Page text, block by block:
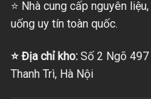
⭐ Nhà cung cấp nguyên
uống uy tín toàn quốc.
⭐Địa chỉ kho: Số 2 Ngõ 497
Thanh Trì, Hà Nội